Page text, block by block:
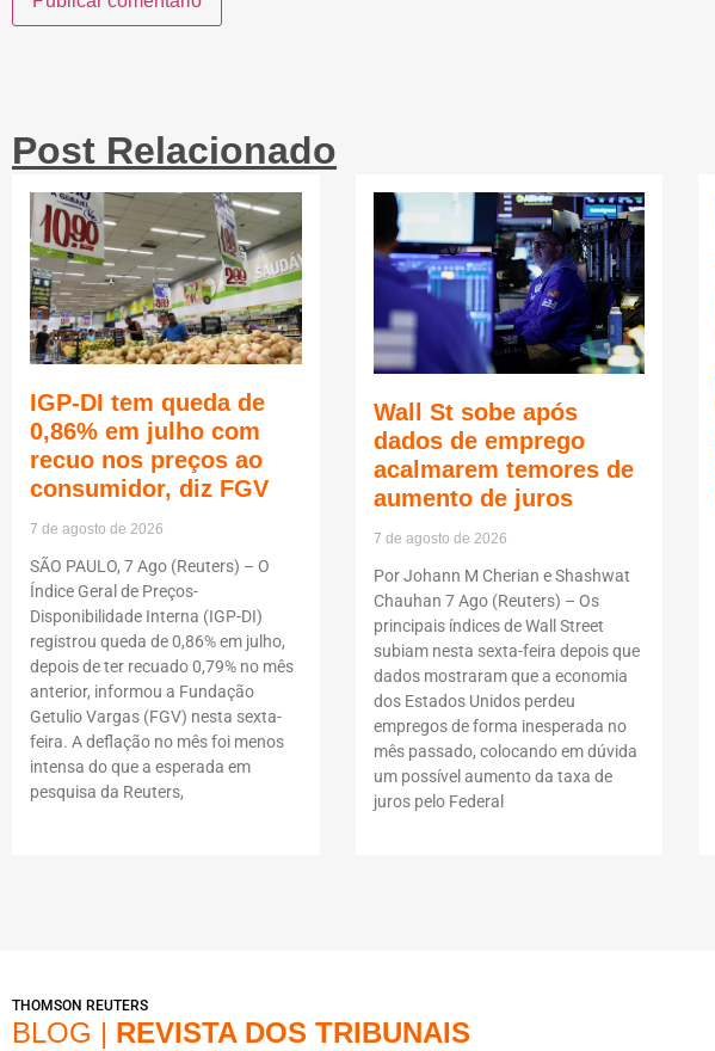
Post Relacionado
IGP-DI tem queda de
0,86% em julho com
recuo nos preços ao
consumidor, diz FGV
7 de agosto de 2026
SÃO PAULO, 7 Ago (Reuters) – O
Índice Geral de Preços-
Disponibilidade Interna (IGP-DI)
registrou queda de 0,86% em julho,
depois de ter recuado 0,79% no mês
anterior, informou a Fundação
Getulio Vargas (FGV) nesta sexta-
feira. A deflação no mês foi menos
intensa do que a esperada em
pesquisa da Reuters,
Wall St sobe após
dados de emprego
acalmarem temores de
aumento de juros
7 de agosto de 2026
Por Johann M Cherian e Shashwat
Chauhan 7 Ago (Reuters) – Os
principais índices de Wall Street
subiam nesta sexta-feira depois que
dados mostraram que a economia
dos Estados Unidos perdeu
empregos de forma inesperada no
mês passado, colocando em dúvida
um possível aumento da taxa de
juros pelo Federal
THOMSON REUTERS
BLOG | REVISTA DOS TRIBUNAIS